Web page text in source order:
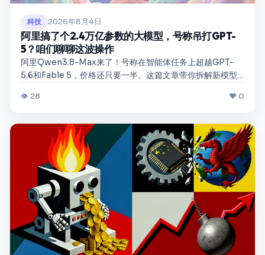
科技 2026年8月4日
阿里搞了个2.4万亿参数的大模型，号称吊打GPT-
5？咱们聊聊这波操作
阿里Qwen3.8-Max来了！号称在智能体任务上超越GPT-
5.6和Fable 5，价格还只要一半。这篇文章带你拆解新模型
👁 28 ❤ 0